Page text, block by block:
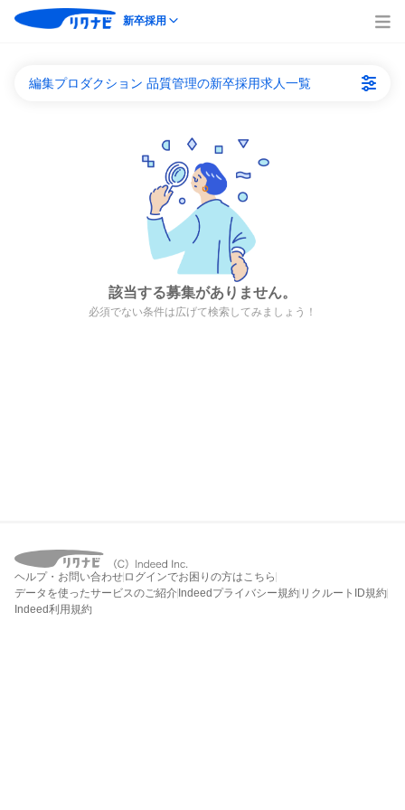
新卒採用
編集プロダクション 品質管理の新卒採用求人一覧
該当する募集がありません。
必須でない条件は広げて検索してみましょう！
ヘルプ・お問い合わせ ログインでお困りの方はこちら
データを使ったサービスのご紹介 Indeedプライバシー規約 リクルートID規約
Indeed利用規約